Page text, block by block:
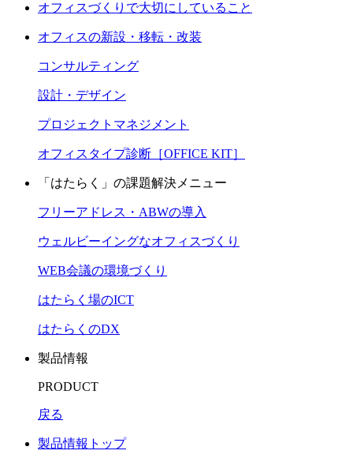
オフィスづくりで大切にしていること
オフィスの新設・移転・改装
コンサルティング
設計・デザイン
プロジェクトマネジメント
オフィスタイプ診断［OFFICE KIT］
「はたらく」の課題解決メニュー
フリーアドレス・ABWの導入
ウェルビーイングなオフィスづくり
WEB会議の環境づくり
はたらく場のICT
はたらくのDX
製品情報
PRODUCT
戻る
製品情報トップ